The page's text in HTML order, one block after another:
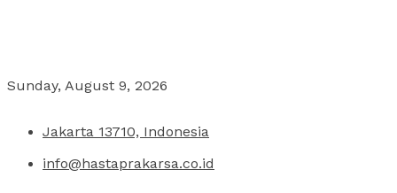
Sunday, August 9, 2026
Jakarta 13710, Indonesia
info@hastaprakarsa.co.id